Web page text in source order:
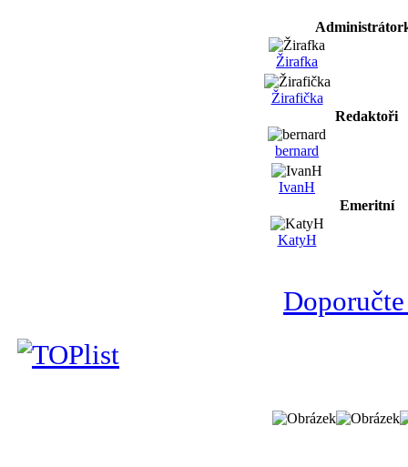
Žirafka
Žirafička
Redaktoři
bernard
IvanH
Emeritní
KatyH